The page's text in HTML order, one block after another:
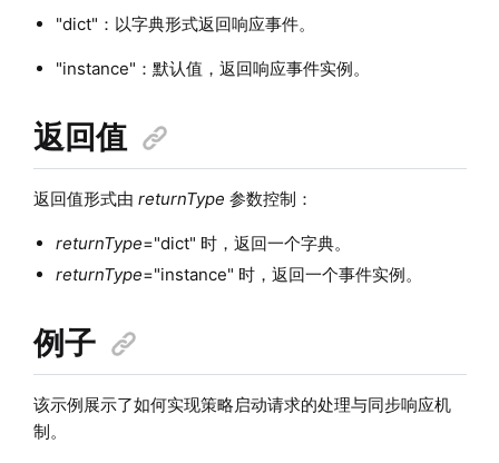
"dict"：以字典形式返回响应事件。
"instance"：默认值，返回响应事件实例。
返回值
返回值形式由 returnType 参数控制：
returnType="dict" 时，返回一个字典。
returnType="instance" 时，返回一个事件实例。
例子
该示例展示了如何实现策略启动请求的处理与同步响应机
制。